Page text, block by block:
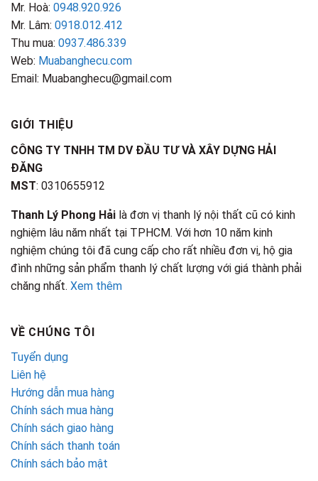
Mr. Hoà: 0948.920.926
Mr. Lâm: 0918.012.412
Thu mua: 0937.486.339
Web: Muabanghecu.com
Email: Muabanghecu@gmail.com
GIỚI THIỆU
CÔNG TY TNHH TM DV ĐẦU TƯ VÀ XÂY DỰNG HẢI
ĐĂNG
MST: 0310655912
Thanh Lý Phong Hải là đơn vị thanh lý nội thất cũ có kinh
nghiệm lâu năm nhất tại TPHCM. Với hơn 10 năm kinh
nghiệm chúng tôi đã cung cấp cho rất nhiều đơn vị, hộ gia
đình những sản phẩm thanh lý chất lượng với giá thành phải
chăng nhất. Xem thêm
VỀ CHÚNG TÔI
Tuyển dụng
Liên hệ
Hướng dẫn mua hàng
Chính sách mua hàng
Chính sách giao hàng
Chính sách thanh toán
Chính sách bảo mật